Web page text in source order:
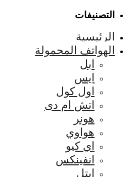
التصنيفات
الرئيسية
الهواتف المحمولة
ابل
ايس
اول كول
اتش ام دى
هونر
هواوي
اي كيو
انفينكس
ايتل